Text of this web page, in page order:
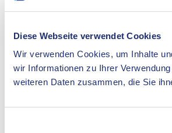
Diese Webseite verwendet Cookies
Wir verwenden Cookies, um Inhalte
wir Informationen zu Ihrer
weiteren Daten zusammen, die Sie